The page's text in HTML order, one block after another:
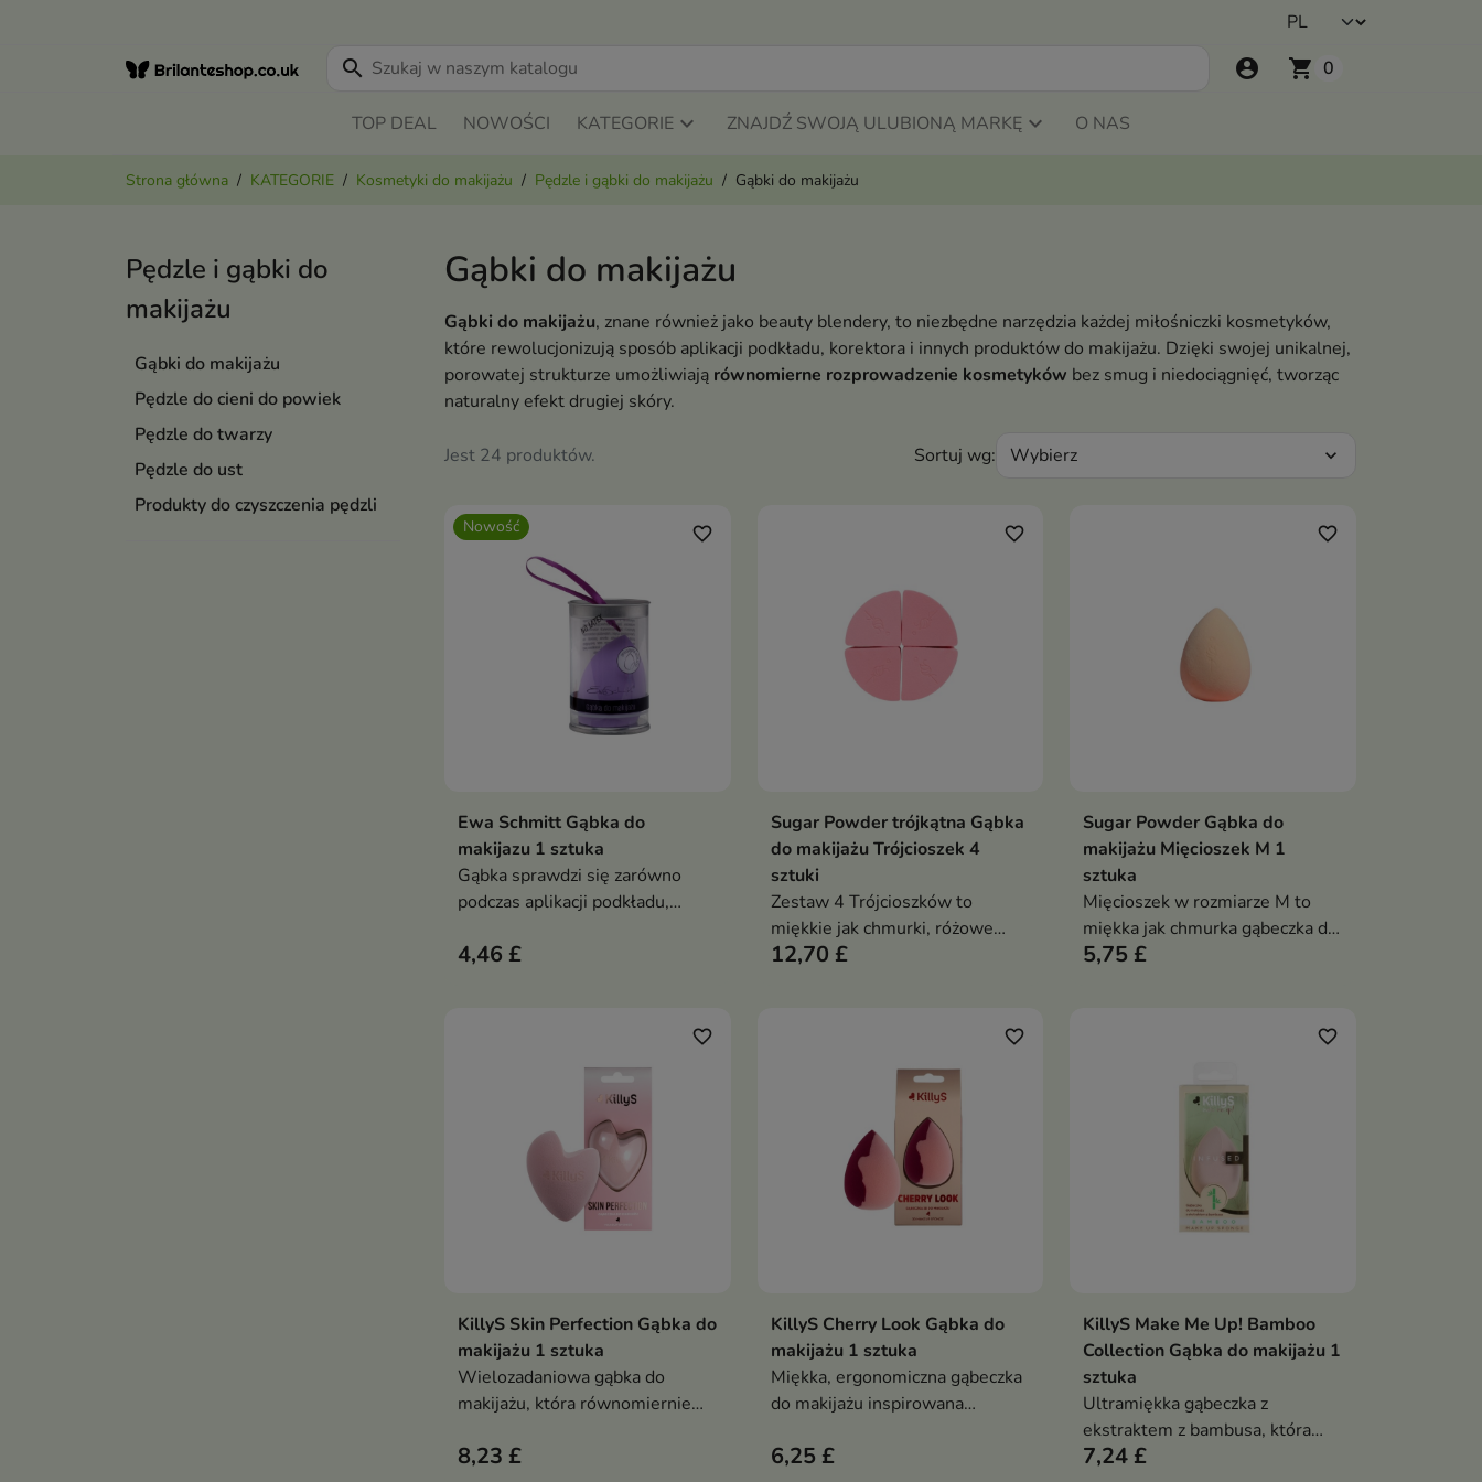
search account_circle shopping_cart 0
TOP DEAL NOWOŚCI KATEGORIE ZNAJDŹ SWOJĄ ULUBIONĄ MARKĘ O NAS
Strona główna KATEGORIE Kosmetyki do makijażu Pędzle i gąbki do makijażu Gąbki do makijażu
Pędzle i gąbki do
makijażu
Gąbki do makijażu
Pędzle do cieni do powiek
Pędzle do twarzy
Pędzle do ust
Produkty do czyszczenia pędzli
Gąbki do makijażu
Gąbki do makijażu, znane również jako beauty blendery, to niezbędne narzędzia każdej miłośniczki kosmetyków,
które rewolucjonizują sposób aplikacji podkładu, korektora i innych produktów do makijażu. Dzięki swojej unikalnej,
porowatej strukturze umożliwiają równomierne rozprowadzenie kosmetyków bez smug i niedociągnięć, tworząc
naturalny efekt drugiej skóry.
Jest 24 produktów. Sortuj wg: Wybierz expand_more
Nowość
Dodaj do koszyka
favorite_border
Ewa Schmitt Gąbka do
makijazu 1 sztuka
Gąbka sprawdzi się zarówno
podczas aplikacji podkładu,
konturowania czy rozświetlania
4,46 £
Dodaj do koszyka
favorite_border
Sugar Powder trójkątna Gąbka
do makijażu Trójcioszek 4
sztuki
Zestaw 4 Trójcioszków to
miękkie jak chmurki, różowe
gąbki o trójkątnym kształcie,
do każdego zakamarka twarzy —
precyzyjnie, delikatnie i bez
12,70 £
Dodaj do koszyka
favorite_border
Sugar Powder Gąbka do
makijażu Mięcioszek M 1
sztuka
Mięcioszek w rozmiarze M to
miękka jak chmurka gąbeczka do
makijażu, która zapewnia
zacieków. Idealna do precyzyjnej
rozświetlacza, a także do
podkładu — delikatna dla skóry,
wygodna w użyciu i łatwa w
5,75 £
Dodaj do koszyka
favorite_border
KillyS Skin Perfection Gąbka do
makijażu 1 sztuka
Wielozadaniowa gąbka do
makijażu, która równomiernie
umożliwia precyzyjną aplikację
8,23 £
 Dodaj do koszyka
favorite_border
KillyS Cherry Look Gąbka do
makijażu 1 sztuka
Miękka, ergonomiczna gąbeczka
do makijażu inspirowana
zapewnia równomierne krycie
6,25 £
 Dodaj do koszyka
favorite_border
KillyS Make Me Up! Bamboo
Collection Gąbka do makijażu 1
sztuka
Ultramiękka gąbeczka z
ekstraktem z bambusa, która
równomiernie rozprowadza
7,24 £